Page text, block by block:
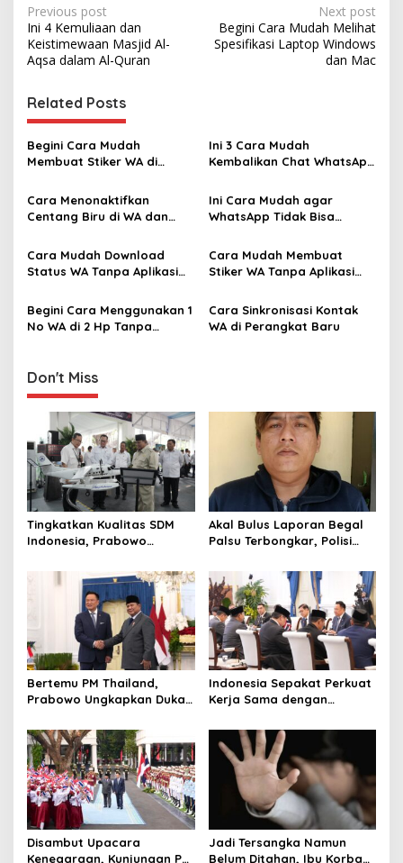
P
o
s
t
n
a
v
i
g
t
o
Previous post
Ini 4 Kemuliaan dan
Keistimewaan Masjid Al-
Aqsa dalam Al-Quran ‎
Next post
Begini Cara Mudah Melihat
Spesifikasi Laptop Windows
dan Mac
Related Posts
Begini Cara Mudah
Membuat Stiker WA di
Ini 3 Cara Mudah
Kembalikan Chat WhatsApp
Cara Menonaktifkan
Centang Biru di WA dan
Ini Cara Mudah agar
WhatsApp Tidak Bisa
Cara Mudah Download
Status WA Tanpa Aplikasi
Cara Mudah Membuat
Stiker WA Tanpa Aplikasi
Begini Cara Menggunakan 1
No WA di 2 Hp Tanpa
Cara Sinkronisasi Kontak
WA di Perangkat Baru ‎
Don't Miss
Tingkatkan Kualitas SDM
Indonesia, Prabowo
hingga Undang Universitas
Terbaik Dunia
Akal Bulus Laporan Begal
Palsu Terbongkar, Polisi
Perusahaan untuk Crypto
Bertemu PM Thailand,
Prabowo Ungkapkan Duka
Selamat Ulang Tahun ke
Raja Thailand
Indonesia Sepakat Perkuat
Kerja Sama dengan
hingga Ekonomi Digital
Disambut Upacara
Kenegaraan, Kunjungan PM
Jadi Tersangka Namun
Belum Ditahan, Ibu Korban